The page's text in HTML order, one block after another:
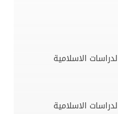
الاسلامية
الاسلامية